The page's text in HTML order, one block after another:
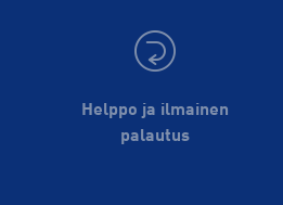
Helppo ja ilmainen
palautus